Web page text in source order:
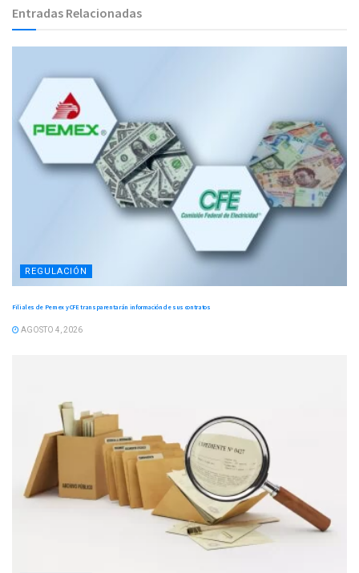
Entradas Relacionadas
REGULACIÓN
Filiales de Pemex y CFE transparentarán información de sus contratos
AGOSTO 4, 2026